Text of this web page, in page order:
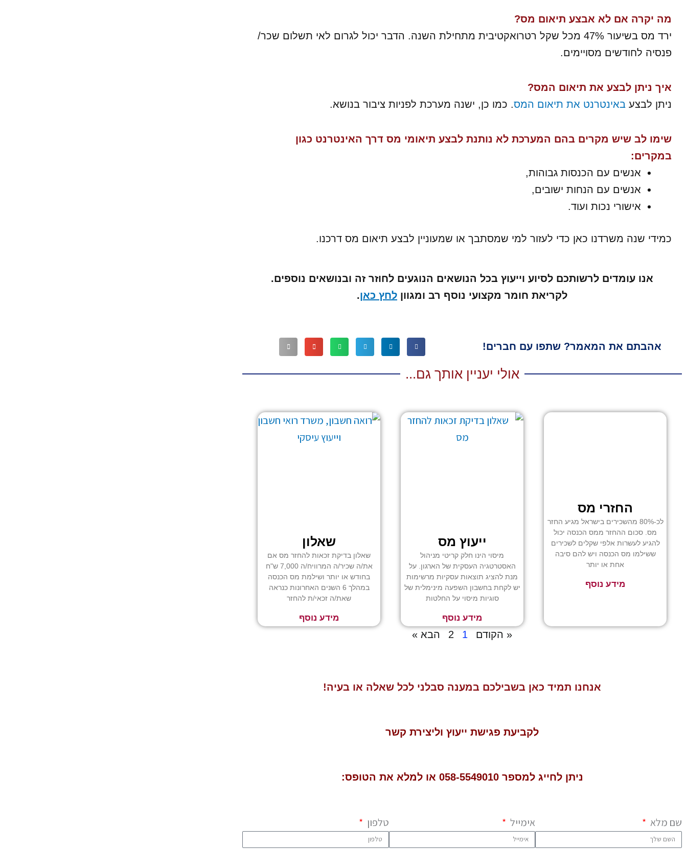
מה יקרה אם לא אבצע תיאום מס?
ירד מס בשיעור 47% מכל שקל רטרואקטיבית מתחילת השנה. הדבר יכול לגרום לאי תשלום שכר/
פנסיה לחודשים מסויימים.
איך ניתן לבצע את תיאום המס?
ניתן לבצע באינטרנט את תיאום המס. כמו כן, ישנה מערכת לפניות ציבור בנושא.
שימו לב שיש מקרים בהם המערכת לא נותנת לבצע תיאומי מס דרך האינטרנט כגון
במקרים:
אנשים עם הכנסות גבוהות,
אנשים עם הנחות ישובים,
אישורי נכות ועוד.
כמידי שנה משרדנו כאן כדי לעזור למי שמסתבך או שמעוניין לבצע תיאום מס דרכנו.
אנו עומדים לרשותכם לסיוע וייעוץ בכל הנושאים הנוגעים לחוזר זה ובנושאים נוספים.
לקריאת חומר מקצועי נוסף רב ומגוון לחץ כאן.
אהבתם את המאמר? שתפו עם חברים!
אולי יעניין אותך גם...
החזרי מס
לכ-80% מהשכירים בישראל מגיע החזר
מס. סכום ההחזר ממס הכנסה יכול
להגיע לעשרות אלפי שקלים לשכירים
ששילמו מס הכנסה ויש להם סיבה
אחת או יותר
מידע נוסף
ייעוץ מס
מיסוי הינו חלק קריטי מניהול
האסטרטגיה העסקית של הארגון. על
מנת להציג תוצאות עסקיות מרשימות
יש לקחת בחשבון השפעה מינימלית של
סוגיות מיסוי על החלטות
מידע נוסף
שאלון
שאלון בדיקת זכאות להחזר מס אם
את/ה שכיר/ה המרוויח/ה 7,000 ש"ח
בחודש או יותר ושילמת מס הכנסה
במהלך 6 השנים האחרונות כנראה
שאת/ה זכאי/ת להחזר
מידע נוסף
« הקודם 1
2 הבא »
אנחנו תמיד כאן בשבילכם במענה סבלני לכל שאלה או בעיה!
לקביעת פגישת ייעוץ וליצירת קשר
ניתן לחייג למספר 058-5549010 או למלא את הטופס:
שם מלא אימייל טלפון